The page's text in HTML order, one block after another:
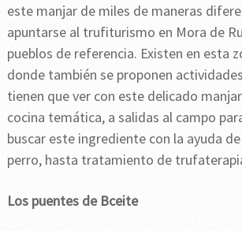
este manjar de miles de maneras
apuntarse al trufiturismo en Mora de
pueblos de referencia. Existen en esta
donde también se proponen
tienen que ver con este delicado
cocina temática, a salidas al campo
buscar este ingrediente con la ayuda
perro, hasta tratamiento de
Los puentes de Bceite